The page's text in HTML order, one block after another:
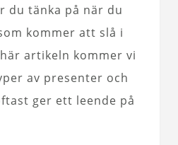
du tänka på när du
kommer att slå i
artikeln kommer vi
av presenter och
ger ett leende på